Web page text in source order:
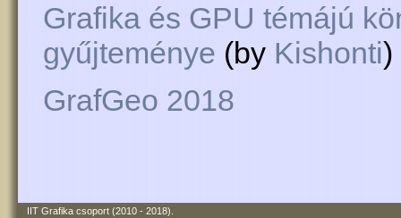
Grafika és GPU témájú
gyűjteménye (by Kishonti)
GrafGeo 2018
IIT Grafika csoport (2010 - 2018)